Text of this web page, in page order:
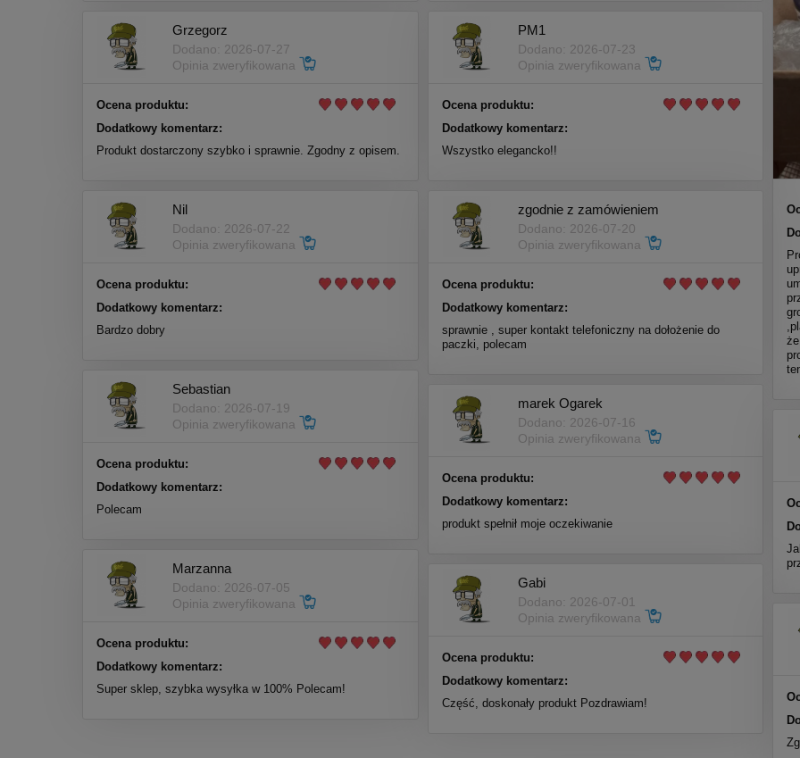
Grzegorz
Dodano: 2026-07-27
Opinia zweryfikowana
Ocena produktu:
Dodatkowy komentarz:
Produkt dostarczony szybko i sprawnie. Zgodny z opisem.
PM1
Dodano: 2026-07-23
Opinia zweryfikowana
Ocena produktu:
Dodatkowy komentarz:
Wszystko elegancko!!
Nil
Dodano: 2026-07-22
Opinia zweryfikowana
Ocena produktu:
Dodatkowy komentarz:
Bardzo dobry
zgodnie z zamówieniem
Dodano: 2026-07-20
Opinia zweryfikowana
Ocena produktu:
Dodatkowy komentarz:
sprawnie , super kontakt telefoniczny na dołożenie do
paczki, polecam
Sebastian
Dodano: 2026-07-19
Opinia zweryfikowana
Ocena produktu:
Dodatkowy komentarz:
Polecam
marek Ogarek
Dodano: 2026-07-16
Opinia zweryfikowana
Ocena produktu:
Dodatkowy komentarz:
produkt spełnił moje oczekiwanie
Marzanna
Dodano: 2026-07-05
Opinia zweryfikowana
Ocena produktu:
Dodatkowy komentarz:
Super sklep, szybka wysyłka w 100% Polecam!
Gabi
Dodano: 2026-07-01
Opinia zweryfikowana
Ocena produktu:
Dodatkowy komentarz:
Część, doskonały produkt Pozdrawiam!